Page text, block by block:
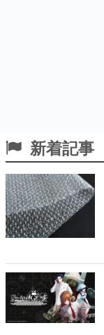
新着記事